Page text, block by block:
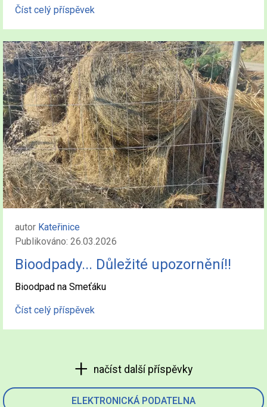
ELEKTRONICKÁ PODATELNA
Číst celý příspěvek
autor Kateřinice
Publikováno: 26.03.2026
Bioodpady... Důležité upozornění!!
Bioodpad na Smeťáku
Číst celý příspěvek
načíst další příspěvky